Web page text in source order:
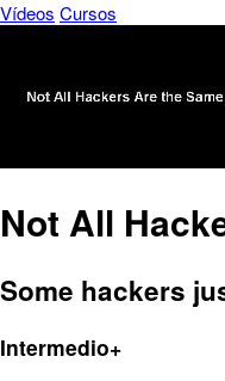
Vídeos Cursos
Not All
Some hackers
Intermedio+